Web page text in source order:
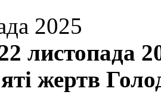
2025
листопада
жертв